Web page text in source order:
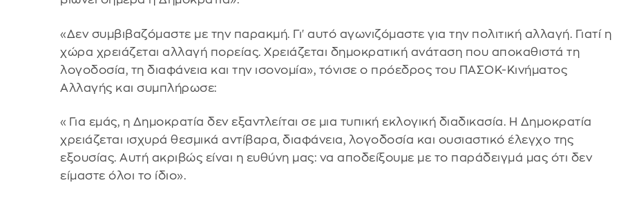
«Δεν συμβιβαζόμαστε με την παρακμή. Γι' αυτό αγωνιζόμαστε για την πολιτική αλλαγή. Γιατί η
χώρα χρειάζεται αλλαγή πορείας. Χρειάζεται δημοκρατική ανάταση που αποκαθιστά τη
λογοδοσία, τη διαφάνεια και την ισονομία», τόνισε ο πρόεδρος του ΠΑΣΟΚ-Κινήματος
Αλλαγής και συμπλήρωσε:
«Για εμάς, η Δημοκρατία δεν εξαντλείται σε μια τυπική εκλογική διαδικασία. Η Δημοκρατία
χρειάζεται ισχυρά θεσμικά αντίβαρα, διαφάνεια, λογοδοσία και ουσιαστικό έλεγχο της
εξουσίας. Αυτή ακριβώς είναι η ευθύνη μας: να αποδείξουμε με το παράδειγμά μας ότι δεν
είμαστε όλοι το ίδιο».